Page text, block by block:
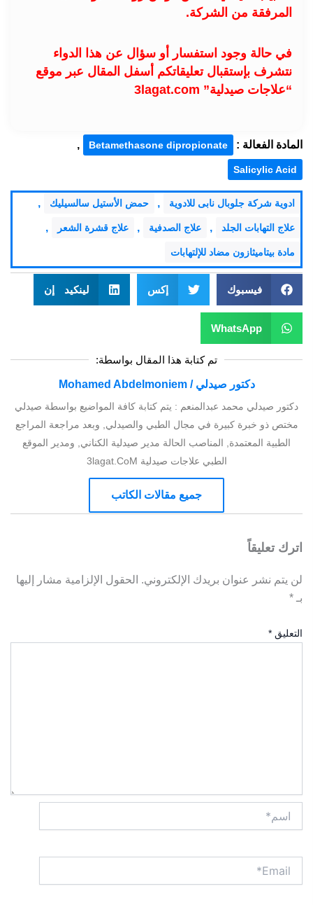
المرفقة من الشركة.
في حالة وجود استفسار أو سؤال عن هذا الدواء
نتشرف بإستقبال تعليقاتكم أسفل المقال عبر موقع
“علاجات صيدلية” 3lagat.com
المادة الفعالة : Betamethasone dipropionate
,
Salicylic Acid
ادوية شركة جلوبال نابى للادوية , حمض الأستيل سالسيليك ,
علاج التهابات الجلد , علاج الصدفية , علاج قشرة الشعر ,
مادة بيتاميثازون مضاد للإلتهابات
فيسبوك إكس لينكيد إن
WhatsApp
تم كتابة هذا المقال بواسطة:
دكتور صيدلي / Mohamed Abdelmoniem
دكتور صيدلي محمد عبدالمنعم : يتم كتابة كافة المواضيع بواسطة صيدلي
مختص ذو خبرة كبيرة في مجال الطبي والصيدلي, وبعد مراجعة المراجع
الطبية المعتمدة, المناصب الحالة مدير صيدلية الكناني, ومدير الموقع
الطبي علاجات صيدلية 3lagat.CoM
جميع مقالات الكاتب
اترك تعليقاً
لن يتم نشر عنوان بريدك الإلكتروني. الحقول الإلزامية مشار إليها
بـ *
التعليق *